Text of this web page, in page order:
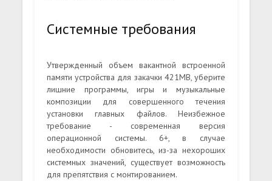
Системные требования
Утвержденный объем вакантной встроенной
памяти устройства для закачки 421MB, уберите
лишние программы, игры и музыкальные
композиции для совершенного течения
установки главных файлов. Неизбежное
требование - современная версия
операционной системы. 6+, в случае
необходимости обновитесь, из-за нехороших
системных значений, существует возможность
для препятствия с монтированием.